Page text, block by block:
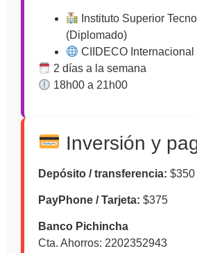
Instituto Superior
(Diplomado)
CIIDECO Internacional
2 días a la semana
18h00 a 21h00
Inversión y
Depósito / transferencia: $350
PayPhone / Tarjeta: $375
Banco Pichincha
Cta. Ahorros: 2202352943